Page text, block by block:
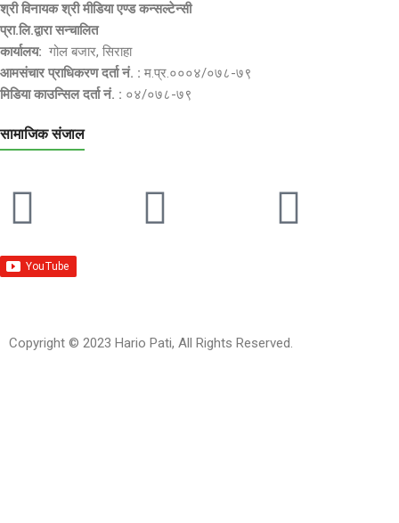
श्री विनायक श्री मीडिया एण्ड कन्सल्टेन्सी
प्रा.लि.द्वारा सन्चालित
कार्यालय: गोल बजार, सिराहा
आमसंचार प्राधिकरण दर्ता नं. : म.प्र.०००४/०७८-७९
मिडिया काउन्सिल दर्ता नं. : ०४/०७८-७९
सामाजिक संजाल
Copyright © 2023 Hario Pati, All Rights Reserved.